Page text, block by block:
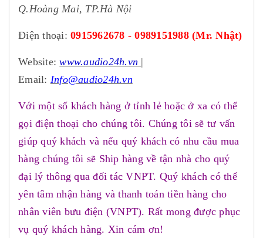
Q.Hoàng Mai, TP.Hà Nội
Điện thoại: 0915962678 - 0989151988 (Mr. Nhật)
Website:www.audio24h.vn |
Email: Info@audio24h.vn
Với một số khách hàng ở tỉnh lẻ hoặc ở xa có thể
gọi điện thoại cho chúng tôi. Chúng tôi sẽ tư vấn
giúp quý khách và nếu quý khách có nhu cầu mua
hàng chúng tôi sẽ Ship hàng về tận nhà cho quý
đại lý thông qua đối tác VNPT. Quý khách có thể
yên tâm nhận hàng và thanh toán tiền hàng cho
nhân viên bưu điện (VNPT). Rất mong được phục
vụ quý khách hàng. Xin cám ơn!